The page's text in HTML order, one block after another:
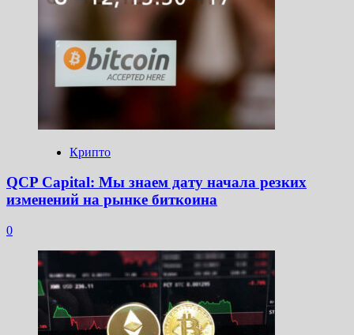
Крипто
QCP Capital: Мы знаем дату начала резких
изменений на рынке биткоина
0